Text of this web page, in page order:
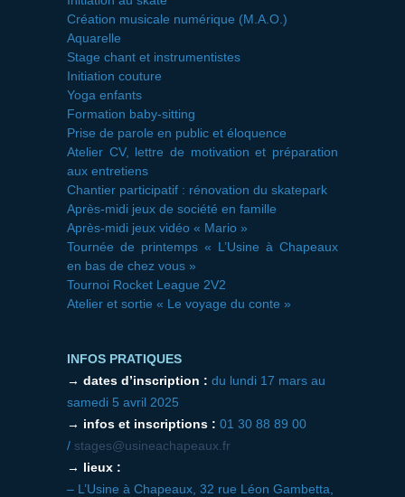
Création musicale numérique (M.A.O.)
Aquarelle
Stage chant et instrumentistes
Initiation couture
Yoga enfants
Formation baby-sitting
Prise de parole en public et éloquence
Atelier CV, lettre de motivation et préparation
aux entretiens
Chantier participatif : rénovation du skatepark
Après-midi jeux de société en famille
Après-midi jeux vidéo « Mario »
Tournée de printemps « L’Usine à Chapeaux
en bas de chez vous »
Tournoi Rocket League 2V2
Atelier et sortie « Le voyage du conte »
INFOS PRATIQUES
→ dates d’inscription : du lundi 17 mars au
samedi 5 avril 2025
→ infos et inscriptions : 01 30 88 89 00
/ stages@usineachapeaux.fr
→ lieux :
– L’Usine à Chapeaux, 32 rue Léon Gambetta,